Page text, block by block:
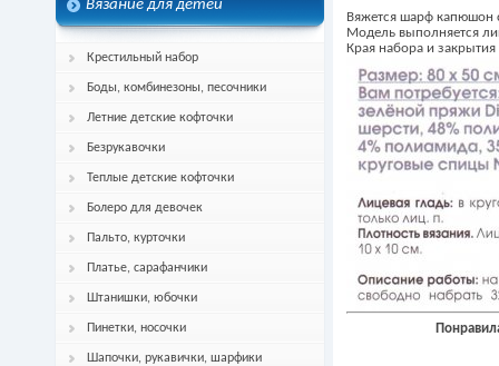
Вязание для детей
Крестильный набор
Боды, комбинезоны, песочники
Летние детские кофточки
Безрукавочки
Теплые детские кофточки
Болеро для девочек
Пальто, курточки
Платье, сарафанчики
Штанишки, юбочки
Пинетки, носочки
Шапочки, рукавички, шарфики
Вяжется шарф капюшон
Модель выполняется
Края набора и